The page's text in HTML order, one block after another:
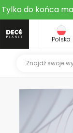
Tylko do końca
Polska